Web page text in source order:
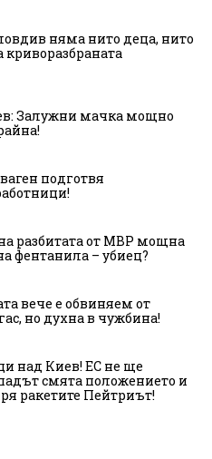
няма нито деца, нито
Залужни мачка мощно
подготвя
разбитата от МВР мощна
фентанила – убиец?
вече е обвиняем от
но духна в чужбина!
над Киев! ЕС не ще
смята положението и
ракетите Пейтриът!